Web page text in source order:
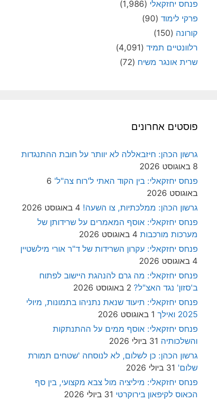
פנחס יחזקאלי (1,986)
פרקי לימוד (90)
קורונה (150)
רלוונטיים תמיד (4,091)
שרית אונגר משיח (72)
פוסטים אחרונים
גרשון הכהן: חיזבאללה לא יוותר על חובת ההתנגדות
8 באוגוסט 2026
פנחס יחזקאלי: בין הקוד האתי ל'רוח צה"ל' 6
באוגוסט 2026
גרשון הכהן: ממלכתיות, צו השעה! 4 באוגוסט 2026
פנחס יחזקאלי: אוסף המאמרים על שרידותן של
מערכות מורכבות 4 באוגוסט 2026
פנחס יחזקאלי: עקרון השרידות של ד"ר אורי מילשטיין
4 באוגוסט 2026
פנחס יחזקאלי: מה גרם להנהגת היישוב לפתוח
ב'סזון' נגד האצ"ל? 2 באוגוסט 2026
פנחס יחזקאלי: תיעוד שנאת נתניהו בתמונות, מיולי
2025 ואילך
1 באוגוסט 2026
פנחס יחזקאלי: אוסף ממים על ההתנתקות
והשלכותיה 31 ביולי 2026
גרשון הכהן: כן לשלום, לא לנוסחה 'שטחים תמורת
שלום' 31 ביולי 2026
פנחס יחזקאלי: מיליציה מול צבא מקצועי, בין סף
הכאוס לקיפאון בירוקרטי 31 ביולי 2026